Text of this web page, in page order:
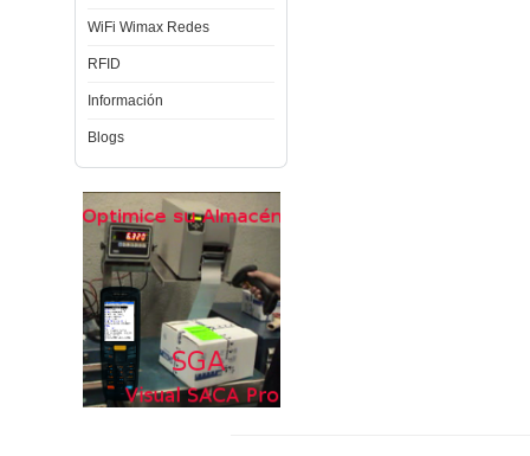
WiFi Wimax Redes
RFID
Información
Blogs